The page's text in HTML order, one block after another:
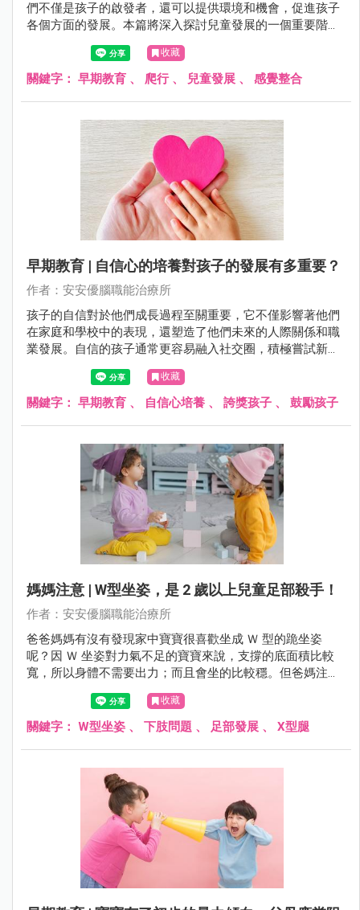
們不僅是孩子的啟發者，還可以提供環境和機會，促進孩子
各個方面的發展。本篇將深入探討兒童發展的一個重要階
段：爬行。通過了解兒童在爬行過程中的生理和感覺發展，
我們可以更好地理解為什麼爬行對孩子的成長至關重要。父
母和照顧者將在這本文章中找到有關如何支持和促進寶寶爬
收藏
關鍵字： 早期教育 、 爬行、 兒童發展 、 感覺整合
早期教育 | 自信心的培養對孩子的發展有多重要？
作者：安安優腦職能治療所
孩子的自信對於他們成長過程至關重要，它不僅影響著他們
在家庭和學校中的表現，還塑造了他們未來的人際關係和職
業發展。自信的孩子通常更容易融入社交圈，積極嘗試新事
物，並擁有更積極的心態面對挑戰。相反，缺乏自信的孩子
可能會陷入自我懷疑和消極情緒中，影響他們的全面成長。
收藏
關鍵字： 早期教育 、 自信心培養 、 誇獎孩子 、 鼓勵孩子
媽媽注意 | W型坐姿，是 2 歲以上兒童足部殺手！
作者：安安優腦職能治療所
爸爸媽媽有沒有發現家中寶寶很喜歡坐成 Ｗ 型的跪坐姿
呢？因 Ｗ 坐姿對力氣不足的寶寶來說，支撐的底面積比較
寬，所以身體不需要出力；而且會坐的比較穩。但爸媽注意
了，這樣的坐姿可能對往後的發展有礙！
收藏
關鍵字： W型坐姿 、 下肢問題 、 足部發展 、 X型腿